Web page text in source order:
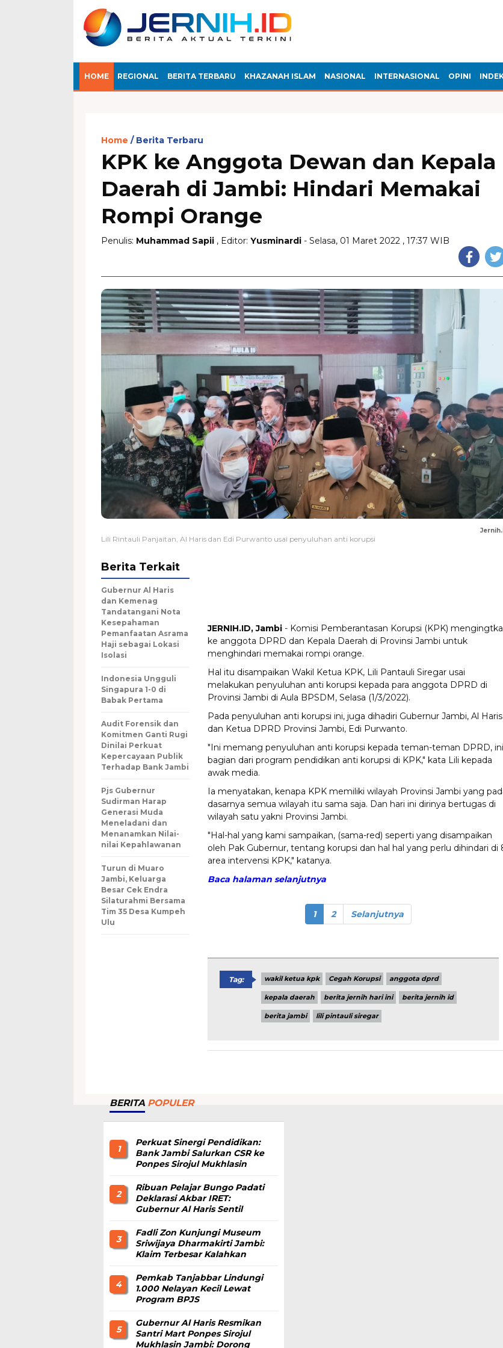
HOME REGIONAL BERITA TERBARU KHAZANAH ISLAM NASIONAL INTERNASIONAL OPINI
Home Berita Terbaru
KPK ke Anggota Dewan dan Kepala
Daerah di Jambi: Hindari Memakai
Rompi Orange
Penulis: Muhammad Sapii , Editor: Yusminardi - Selasa, 01 Maret 2022 , 17:37 WIB
Lili Rintauli Panjaitan, Al Haris dan Edi Purwanto usai penyuluhan anti korupsi
Berita Terkait
Gubernur Al Haris
dan Kemenag
Tandatangani Nota
Kesepahaman
Pemanfaatan Asrama
Haji sebagai Lokasi
Isolasi
Indonesia Ungguli
Singapura 1-0 di
Babak Pertama
Audit Forensik dan
Komitmen Ganti Rugi
Dinilai Perkuat
Kepercayaan Publik
Terhadap Bank Jambi
Pjs Gubernur
Sudirman Harap
Generasi Muda
Meneladani dan
Menanamkan Nilai-
nilai Kepahlawanan
Turun di Muaro
Jambi, Keluarga
Besar Cek Endra
Silaturahmi Bersama
Tim 35 Desa Kumpeh
Ulu
JERNIH.ID, Jambi - Komisi Pemberantasan Korupsi (KPK)
ke anggota DPRD dan Kepala Daerah di Provinsi Jambi untuk
menghindari memakai rompi orange.
Hal itu disampaikan Wakil Ketua KPK, Lili Pantauli Siregar usai
melakukan penyuluhan anti korupsi kepada para anggota DPRD di
Provinsi Jambi di Aula BPSDM, Selasa (1/3/2022).
Pada penyuluhan anti korupsi ini, juga dihadiri Gubernur Jambi, Al Haris
dan Ketua DPRD Provinsi Jambi, Edi Purwanto.
"Ini memang penyuluhan anti korupsi kepada teman-teman DPRD, ini
bagian dari program pendidikan anti korupsi di KPK," kata Lili kepada
awak media.
Ia menyatakan, kenapa KPK memiliki wilayah Provinsi Jambi yang
dasarnya semua wilayah itu sama saja. Dan hari ini dirinya bertugas di
wilayah satu yakni Provinsi Jambi.
"Hal-hal yang kami sampaikan, (sama-red) seperti yang disampaikan
oleh Pak Gubernur, tentang korupsi dan hal hal yang perlu dihindari di
area intervensi KPK," katanya.
Baca halaman selanjutnya
1 2 Selanjutnya
Tag: wakil ketua kpk Cegah Korupsi anggota dprd
kepala daerah berita jernih hari ini berita jernih id
berita jambi lili pintauli siregar
BERITA POPULER
Perkuat Sinergi Pendidikan:
Bank Jambi Salurkan CSR ke
Ponpes Sirojul Mukhlasin
2
Ribuan Pelajar Bungo Padati
Deklarasi Akbar IRET:
Gubernur Al Haris Sentil
Radikalisme
3
Fadli Zon Kunjungi Museum
Sriwijaya Dharmakirti Jambi:
Klaim Terbesar Kalahkan
4
Pemkab Tanjabbar Lindungi
1.000 Nelayan Kecil Lewat
Program BPJS
5
Gubernur Al Haris Resmikan
Santri Mart Ponpes Sirojul
Mukhlasin Jambi: Dorong